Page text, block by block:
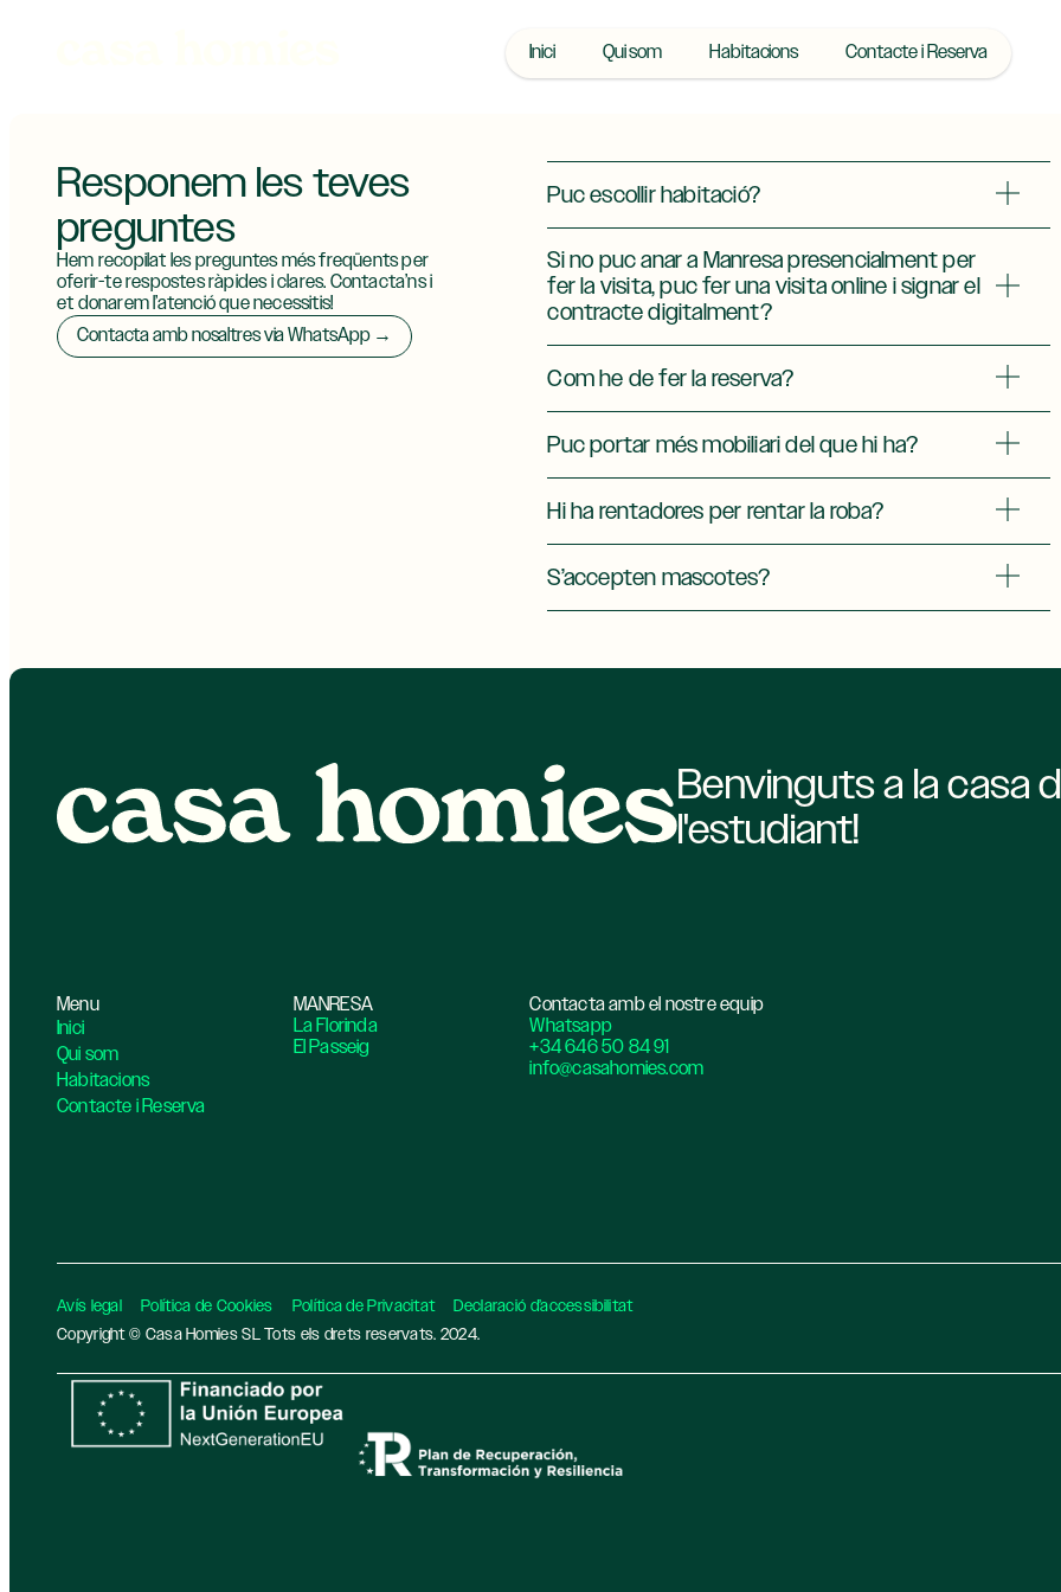
Inici Qui som Habitacions Contacte i Reserva
Responem les teves
preguntes
Hem recopilat les preguntes més freqüents per
oferir-te respostes ràpides i clares. Contacta’ns i
et donarem l’atenció que necessitis!
Contacta amb nosaltres via WhatsApp →
Puc escollir habitació?
Si no puc anar a Manresa presencialment per
fer la visita, puc fer una visita online i signar el
contracte digitalment?
Com he de fer la reserva?
Puc portar més mobiliari del que hi ha?
Hi ha rentadores per rentar la roba?
S’accepten mascotes?
Benvinguts a la casa
l'estudiant!
Menu
Inici
Qui som
Habitacions
Contacte i Reserva
MANRESA
La Florinda
El Passeig
Contacta amb el nostre equip
Whatsapp
+34 646 50 84 91
info@casahomies.com
Avís legal Política de Cookies Política de Privacitat
Declaració d’accessibilitat
Copyright © Casa Homies SL Tots els drets reservats. 2024.